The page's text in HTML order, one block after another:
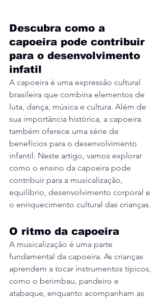
Descubra como a
capoeira pode contribuir
para o desenvolvimento
infatil
A capoeira é uma expressão cultural
brasileira que combina elementos de
luta, dança, música e cultura. Além de
sua importância histórica, a capoeira
também oferece uma série de
benefícios para o desenvolvimento
infantil. Neste artigo, vamos explorar
como o ensino da capoeira pode
contribuir para a musicalização,
equilíbrio, desenvolvimento corporal e
o enriquecimento cultural das crianças.
O ritmo da capoeira
A musicalização é uma parte
fundamental da capoeira. As crianças
aprendem a tocar instrumentos típicos,
como o berimbau, pandeiro e
atabaque, enquanto acompanham as